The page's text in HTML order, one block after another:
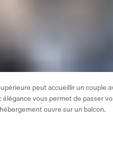
peut accueillir un couple
vous permet de passer
ouvre sur un balcon.